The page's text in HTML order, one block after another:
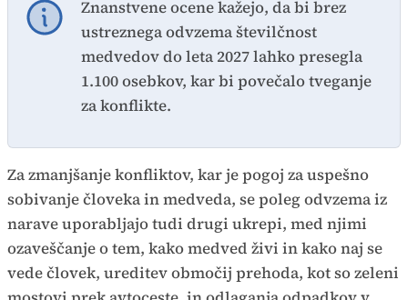
Znanstvene ocene kažejo, da bi brez
ustreznega odvzema številčnost
medvedov do leta 2027 lahko presegla
1.100 osebkov, kar bi povečalo tveganje
za konflikte.
Za zmanjšanje konfliktov, kar je pogoj za uspešno
sobivanje človeka in medveda, se poleg odvzema iz
narave uporabljajo tudi drugi ukrepi, med njimi
ozaveščanje o tem, kako medved živi in kako naj se
vede človek, ureditev območij prehoda, kot so zeleni